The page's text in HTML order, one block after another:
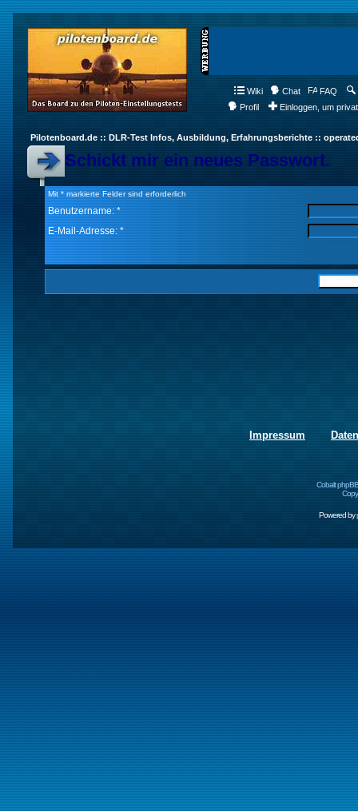
Wiki Chat FAQ
Profil
Einloggen, um
Pilotenboard.de :: DLR-Test Infos, Ausbildung, Erfahrungsberichte ::
Schickt mir ein neues Passwort.
Mit * markierte Felder sind erforderlich
Benutzername: *
E-Mail-Adresse: *
Impressum
Cobalt
Powered by